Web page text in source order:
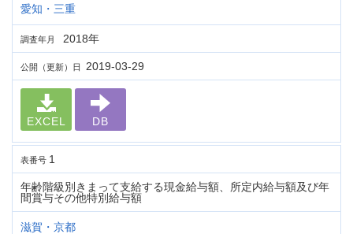
愛知・三重
調査年月 2018年
公開（更新）日 2019-03-29
EXCEL DB
表番号 1
年齢階級別きまって支給する現金給与額、所定内給与額及び年
間賞与その他特別給与額
滋賀・京都